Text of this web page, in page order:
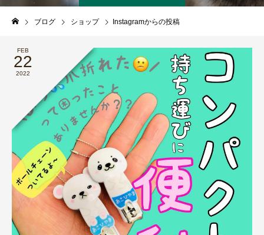
ブログ ショップ Instagramからの投稿
FEB
22
2022